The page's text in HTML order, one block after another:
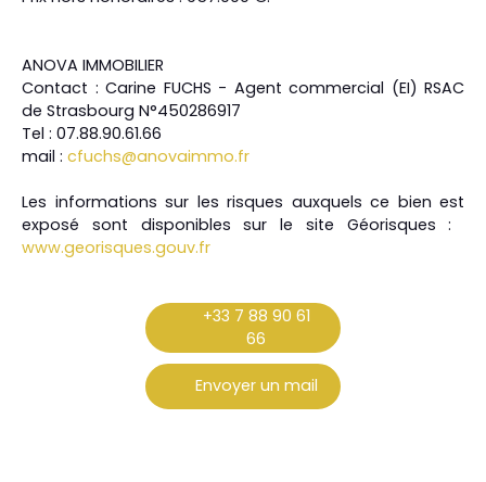
ANOVA IMMOBILIER
Contact : Carine FUCHS - Agent commercial (EI) RSAC
de Strasbourg N°450286917
Tel : 07.88.90.61.66
mail : ​ cfuchs@anovaimmo.fr
Les informations sur les risques auxquels ce bien est
exposé sont disponibles sur le site Géorisques : ​
www.georisques.gouv.fr
+33 7 88 90 61
66
Envoyer un mail